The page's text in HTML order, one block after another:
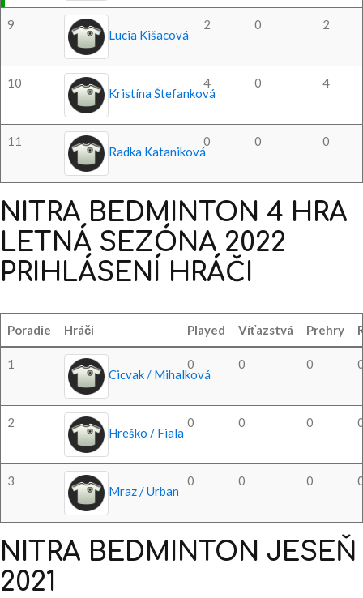
9
Lucia Kišacová
2 0 2
10
Kristína Štefanková
4 0 4
11
Radka Kataniková
0 0 0
NITRA BEDMINTON 4 HRA
LETNÁ SEZÓNA 2022
PRIHLÁSENÍ HRÁČI
Poradie Hráči Played Víťazstvá Prehry
1
Cicvak / Mihalková
0 0 0
2
Hreško / Fiala
0 0 0
3
Mraz / Urban
0 0 0
NITRA BEDMINTON JESEŇ
2021